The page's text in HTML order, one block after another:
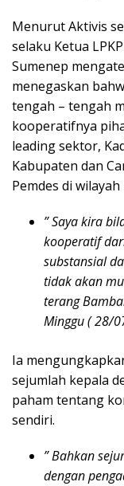
Menurut Aktivis
selaku Ketua
Sumenep
menegaskan
tengah – tengah
kooperatifnya
leading sektor,
Kabupaten dan
Pemdes di
” Saya kira
kooperatif
substansial
tidak akan
terang
Minggu ( 28/
Ia
sejumlah kepala
paham tentang
sendiri.
” Bahkan
dengan